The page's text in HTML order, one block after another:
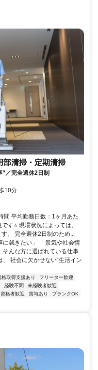
部清掃・定期清掃
／完全週休2日制
10分
間 平均勤務日数：1ヶ月あた
す⭐ 現場状況によっては、
。 完全週休2日制のため...
に就きたい」 「景気や社会情
そんな方に選ばれている仕事
社会に欠かせない“生活イン
格取得支援あり
フリーター歓迎
経験不問
未経験者歓迎
格者歓迎 賞与あり
ブランクOK